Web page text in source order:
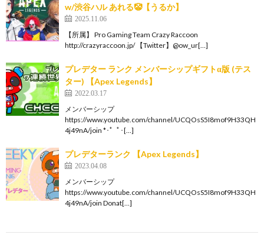
w/渋谷ハル あれる🤡【うるか】
2025.11.06
【所属】 Pro Gaming Team Crazy Raccoon
http://crazyraccoon.jp/​ 【Twitter】@ow_ur[…]
プレデター ランク メンバーシップギフトα版 (テス
ター) 【Apex Legends】
2022.03.17
メンバーシップ
https://www.youtube.com/channel/UCQOsS5I8mof9H33QH
4j49nA/join *･゜ﾟ･[…]
プレデターランク 【Apex Legends】
2023.04.08
メンバーシップ
https://www.youtube.com/channel/UCQOsS5I8mof9H33QH
4j49nA/join Donat[…]